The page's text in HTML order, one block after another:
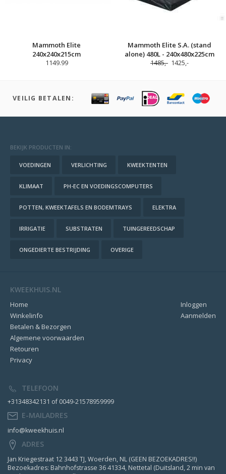
Mammoth Elite
240x240x215cm
1149.99
Mammoth Elite S.A. (stand
alone) 480L - 240x480x225cm
1485,- 1425,-
VEILIG BETALEN:
BEKIJK PRODUCTEN IN:
VOEDINGEN VERLICHTING KWEEKTENTEN
KLIMAAT PH-EC EN VOEDINGSCOMPUTERS
POTTEN, KWEEKTAFELS EN BODEMTRAYS ELEKTRA
IRRIGATIE SUBSTRATEN TUINGEREEDSCHAP
ONGEDIERTE BESTRIJDING OVERIGE
KWEEKHUIS.NL
Inloggen
Aanmelden
Home
Winkelinfo
Betalen & Bezorgen
Algemene voorwaarden
Retouren
Privacy
TELEFOON
+31348342131 of 0049-21578959999
E-MAILADRES
info@kweekhuis.nl
ADRES
Jan Kriegestraat 12 3443 TJ, Woerden, NL (GEEN BEZOEKADRES!!)
Bezoekadres: Bahnhofstrasse 36 41334, Nettetal (Duitsland, 2 min van